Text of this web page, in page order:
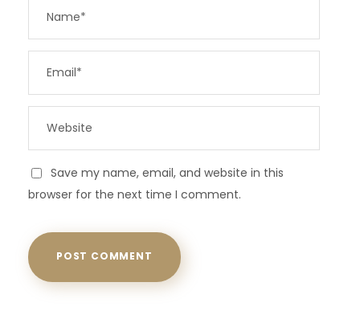
Save my name, email, and website in this
browser for the next time I comment.